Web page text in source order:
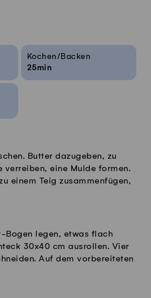
Kochen/Backen
25min
Butter dazugeben, zu
verreiben, eine Mulde formen.
einem Teig zusammenfügen,
Bogen legen, etwas flach
30x40 cm ausrollen. Vier
Auf dem vorbereiteten